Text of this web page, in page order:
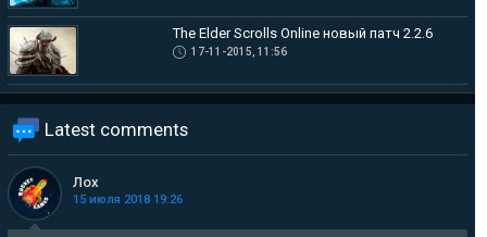
The Elder Scrolls Online новый патч 2.2.6
17-11-2015, 11:56
Latest comments
Лох
15 июля 2018 19:26